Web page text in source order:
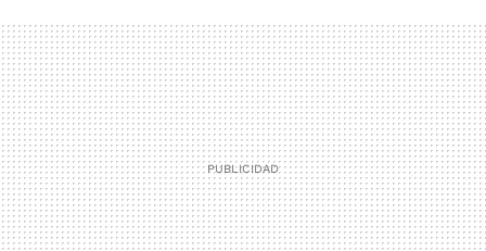
MAIL